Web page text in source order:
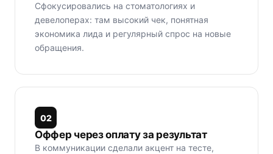
Сфокусировались на стоматологиях и
девелоперах: там высокий чек, понятная
экономика лида и регулярный спрос на новые
обращения.
02
Оффер через оплату за результат
В коммуникации сделали акцент на тесте,